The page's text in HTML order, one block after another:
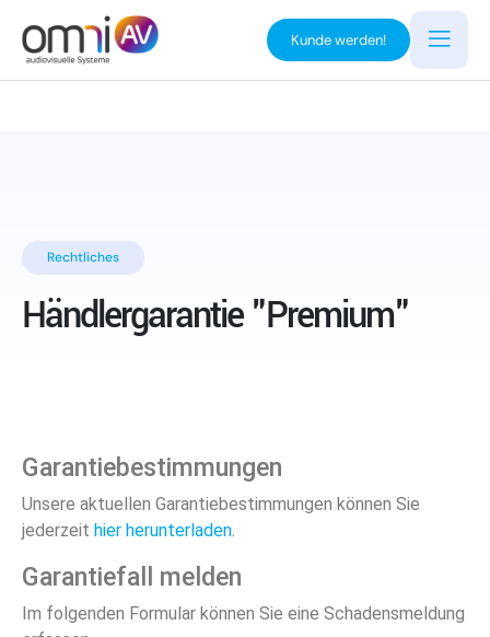
Kunde werden!
Rechtliches
Händlergarantie "Premium"
Garantiebestimmungen
Unsere aktuellen Garantiebestimmungen können Sie
jederzeit hier herunterladen.
Garantiefall melden
Im folgenden Formular können Sie eine Schadensmeldung